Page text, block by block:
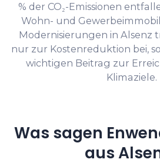
% der CO₂-Emissionen
Wohn- und
Modernisierungen in Alsenz
nur zur Kostenreduktion bei,
wichtigen Beitrag zur
Klimaziele.
Was sagen
aus